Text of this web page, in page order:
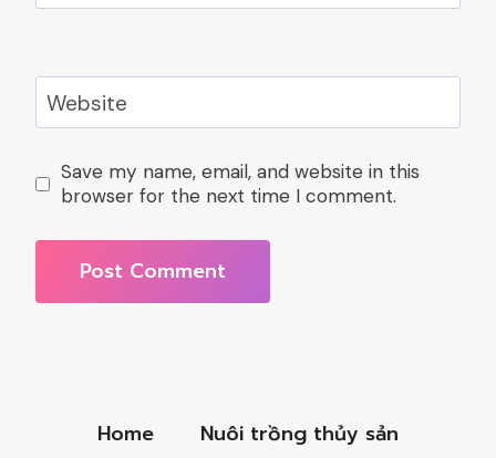
Website
Save my name, email, and website in this
browser for the next time I comment.
Home Nuôi trồng thủy sản